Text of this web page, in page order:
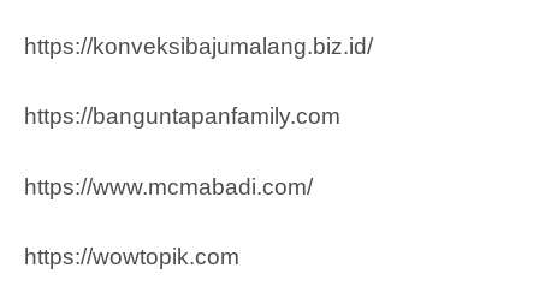
https://konveksibajumalang.biz.id/
https://banguntapanfamily.com
https://www.mcmabadi.com/
https://wowtopik.com